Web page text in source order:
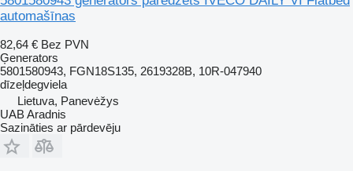
automašīnas
82,64 € Bez PVN
Ģenerators
5801580943, FGN18S135, 2619328B, 10R-047940
dīzeļdegviela
Lietuva, Panevėžys
UAB Aradnis
Sazināties ar pārdevēju